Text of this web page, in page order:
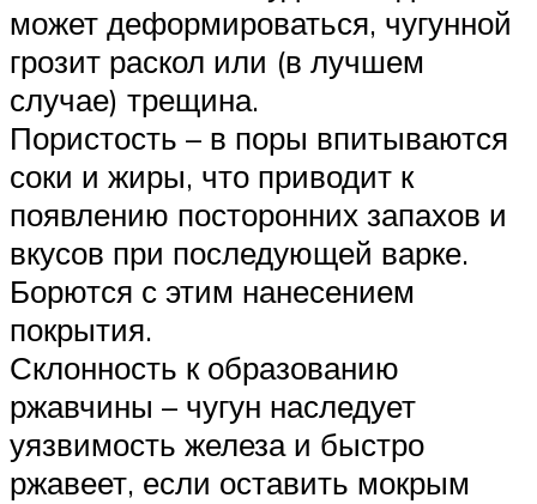
может деформироваться, чугунной
грозит раскол или (в лучшем
случае) трещина.
Пористость – в поры впитываются
соки и жиры, что приводит к
появлению посторонних запахов и
вкусов при последующей варке.
Борются с этим нанесением
покрытия.
Склонность к образованию
ржавчины – чугун наследует
уязвимость железа и быстро
ржавеет, если оставить мокрым